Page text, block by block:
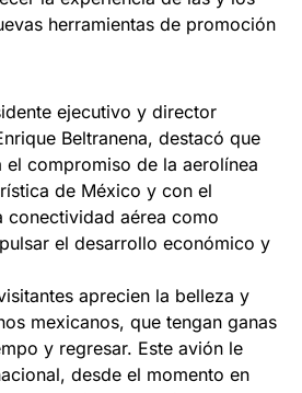
herramientas de promoción
ejecutivo y director
Beltranena, destacó que
compromiso de la aerolínea
de México y con el
conectividad aérea como
el desarrollo económico y
aprecien la belleza y
mexicanos, que tengan ganas
y regresar. Este avión le
desde el momento en